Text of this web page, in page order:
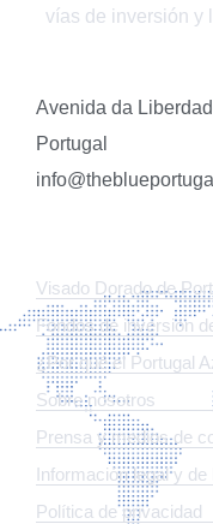
vías de inversión y
Avenida da
Portugal
Visado Dorado de
Fondos de inversión
¿Por qué el Portugal
Sobre nosotros
Prensa y medios de
Información legal y
Política de privacidad